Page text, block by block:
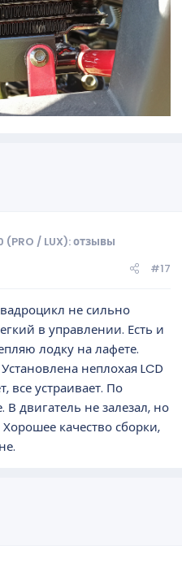
/ LUX): отзывы
#17
не сильно
в управлении. Есть и
лодку на лафете.
неплохая LCD
все устраивает. По
двигатель не залезал, но
качество сборки,